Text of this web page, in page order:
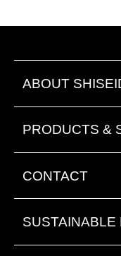
ABOUT
PRODUCTS &
CONTACT
SUSTAINABLE